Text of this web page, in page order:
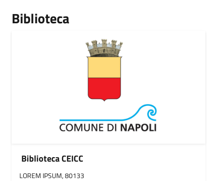
Biblioteca
Biblioteca CEICC
LOREM IPSUM, 80133